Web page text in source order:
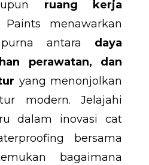
ruang kerja
menawarkan
antara daya
perawatan, dan
yang menonjolkan
modern. Jelajahi
dalam inovasi cat
bersama
bagaimana